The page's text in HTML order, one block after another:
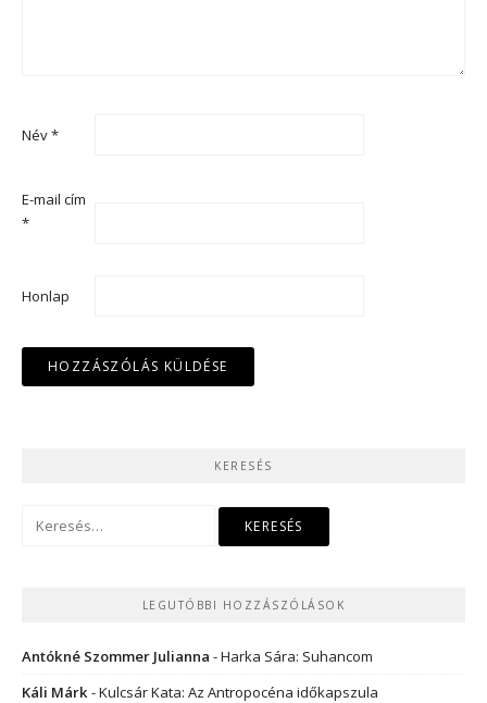
Név*
E-mail cím
*
Honlap
KERESÉS
LEGUTÓBBI HOZZÁSZÓLÁSOK
Antókné Szommer Julianna -Harka Sára: Suhancom
Káli Márk-Kulcsár Kata: Az Antropocéna időkapszula